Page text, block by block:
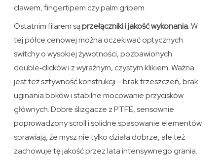
clawem, fingertipem czy palm gripem.
Ostatnim filarem sąprzełączniki i jakość wykonania. W
tej półce cenowej można oczekiwać optycznych
switchy o wysokiej żywotności, pozbawionych
double‑clicków i z wyraźnym, czystym klikiem. Ważna
jest też sztywność konstrukcji – brak trzeszczeń, brak
uginania boków i stabilne mocowanie przycisków
głównych. Dobre ślizgacze z PTFE, sensownie
poprowadzony scroll i solidne spasowanie elementów
sprawiają, że mysz nie tylko działa dobrze, ale też
zachowuje tę jakość przez lata intensywnego grania.